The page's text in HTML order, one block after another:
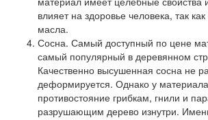
влияет на здоровье человека, так
масла.
Сосна. Самый доступный по цене
самый популярный в деревянном
Качественно высушенная сосна не
деформируется. Однако у материала
противостояние грибкам, гнили и
разрушающим дерево изнутри.